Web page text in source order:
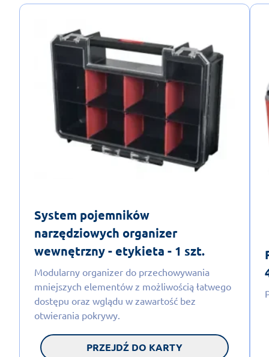
System pojemników
narzędziowych organizer
wewnętrzny - etykieta - 1 szt.
Modularny organizer do przechowywania
mniejszych elementów z możliwością łatwego
dostępu oraz wglądu w zawartość bez
otwierania pokrywy.
PRZEJDŹ DO KARTY